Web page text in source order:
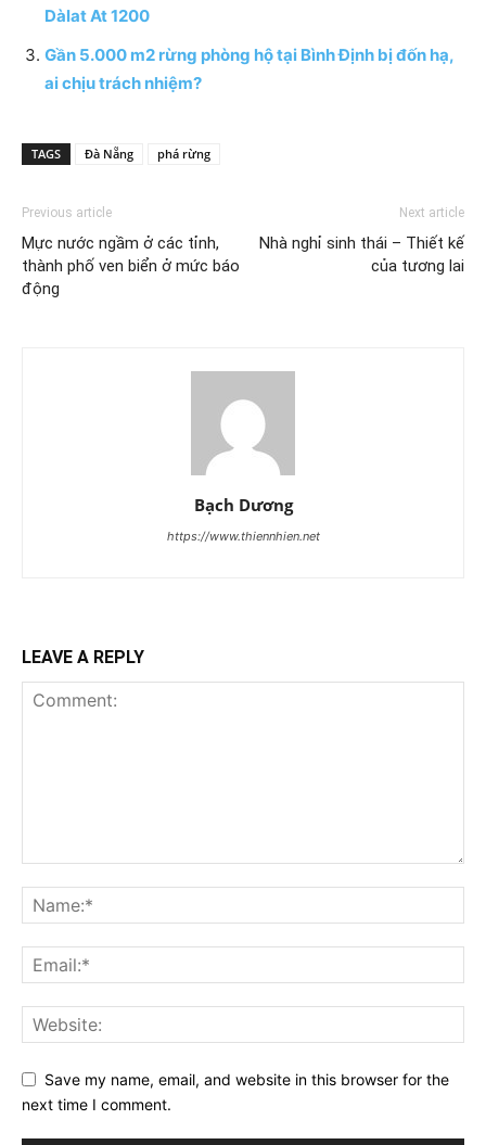
Dàlat At 1200
Gần 5.000 m2 rừng phòng hộ tại Bình Định bị đốn hạ,
ai chịu trách nhiệm?
TAGS Đà Nẵng phá rừng
Previous article
Mực nước ngầm ở các tỉnh,
thành phố ven biển ở mức báo
động
Next article
Nhà nghỉ sinh thái – Thiết kế
của tương lai
Bạch Dương
https://www.thiennhien.net
LEAVE A REPLY
Save my name, email, and website in this browser for the
next time I comment.